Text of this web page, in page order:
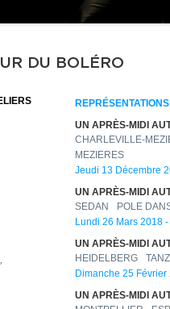
DU BOLÉRO
UN APRÈS-MIDI
CHARLEVILLE-
MEZIERES
Jeudi 13 Décembre
UN APRÈS-MIDI
SEDAN
POLE
Lundi 26 Mars 2018
UN APRÈS-MIDI
HEIDELBERG
Dimanche 25
UN APRÈS-MIDI